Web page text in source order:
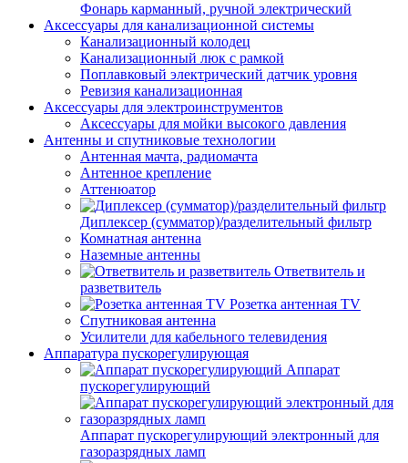
Фонарь карманный, ручной электрический
Аксессуары для канализационной системы
Канализационный колодец
Канализационный люк с рамкой
Поплавковый электрический датчик уровня
Ревизия канализационная
Аксессуары для электроинструментов
Аксессуары для мойки высокого давления
Антенны и спутниковые технологии
Антенная мачта, радиомачта
Антенное крепление
Аттенюатор
Диплексер (сумматор)/разделительный фильтр
Комнатная антенна
Наземные антенны
Ответвитель и
разветвитель
Розетка антенная TV
Спутниковая антенна
Усилители для кабельного телевидения
Аппаратура пускорегулирующая
Аппарат
пускорегулирующий
Аппарат пускорегулирующий электронный для
газоразрядных ламп